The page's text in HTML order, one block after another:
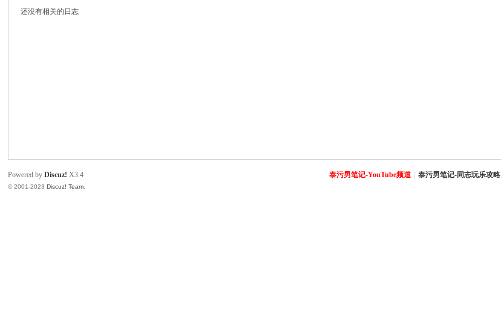
还没有相关的日志
泰污男笔记-YouTube频道 泰污男笔记-同志玩乐攻略
Powered byDiscuz! X3.4
© 2001-2023Discuz! Team